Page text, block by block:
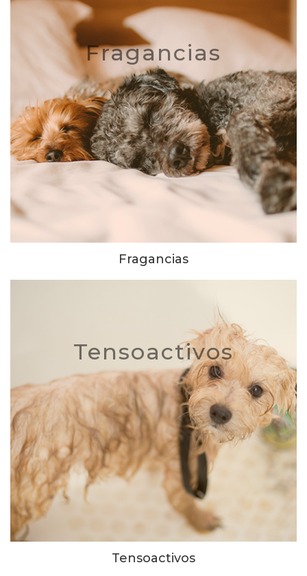
Fragancias
Fragancias
Tensoactivos
Tensoactivos